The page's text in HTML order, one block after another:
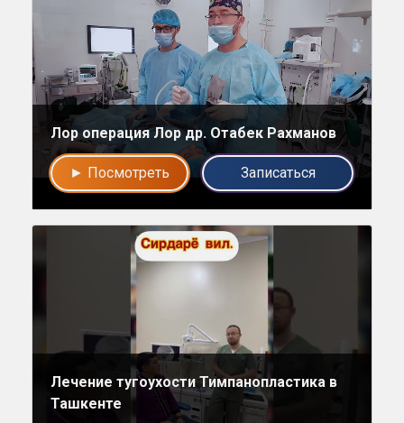
Лор операция Лор др. Отабек Рахманов
► Посмотреть Записаться
Лечение тугоухости Тимпанопластика в
Ташкенте
Напишите в наш общий чат
Специалистов
Наши врачи с радостью проконсультируют Вас!
Написать специалисту нет, спасибо